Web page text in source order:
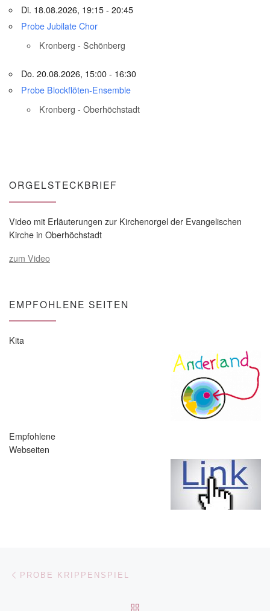
Di. 18.08.2026, 19:15 - 20:45
Probe Jubilate Chor
Kronberg - Schönberg
Do. 20.08.2026, 15:00 - 16:30
Probe Blockflöten-Ensemble
Kronberg - Oberhöchstadt
ORGELSTECKBRIEF
Video mit Erläuterungen zur Kirchenorgel der Evangelischen
Kirche in Oberhöchstadt
zum Video
EMPFOHLENE SEITEN
Kita
Empfohlene
Webseiten
Beitragsnavigation
PROBE KRIPPENSPIEL